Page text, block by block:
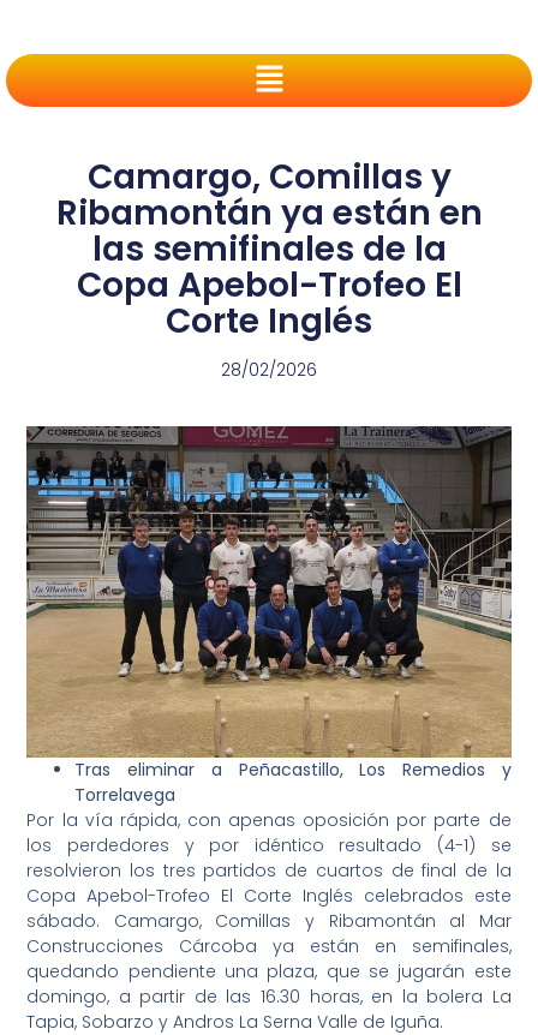
Camargo, Comillas y
Ribamontán ya están en
las semifinales de la
Copa Apebol-Trofeo El
Corte Inglés
28/02/2026
Tras eliminar a Peñacastillo, Los Remedios y
Torrelavega
Por la vía rápida, con apenas oposición por parte de
los perdedores y por idéntico resultado (4-1) se
resolvieron los tres partidos de cuartos de final de la
Copa Apebol-Trofeo El Corte Inglés celebrados este
sábado. Camargo, Comillas y Ribamontán al Mar
Construcciones Cárcoba ya están en semifinales,
quedando pendiente una plaza, que se jugarán este
domingo, a partir de las 16.30 horas, en la bolera La
Tapia, Sobarzo y Andros La Serna Valle de Iguña.